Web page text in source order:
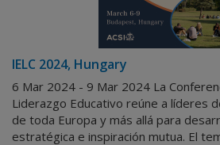
IELC 2024, Hungary
6 Mar 2024 - 9 Mar 2024 La
Liderazgo Educativo reúne a líderes
de toda Europa y más allá para
estratégica e inspiración mutua. El